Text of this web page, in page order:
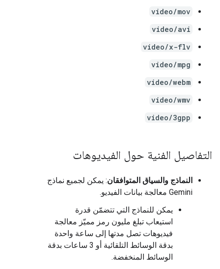
video/mov
video/avi
video/x-flv
video/mpg
video/webm
video/wmv
video/3gpp
التفاصيل الفنية حول الفيديوهات
النماذج والسياق المتوافقان: يمكن لجميع نماذج
Gemini معالجة بيانات الفيديو.
يمكن للنماذج التي تتضمّن قدرة
استيعاب تبلغ مليون رمز مميّز معالجة
فيديوهات تصل مدتها إلى ساعة واحدة
بدقة الوسائط التلقائية أو 3 ساعات بدقة
الوسائط المنخفضة.